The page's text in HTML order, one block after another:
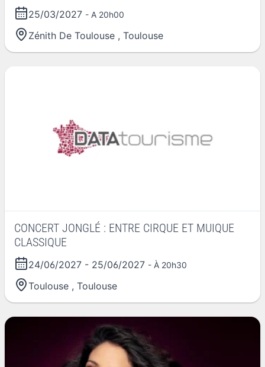
25/03/2027 - A 20h00
Zénith De Toulouse , Toulouse
CONCERT JONGLÉ : ENTRE CIRQUE ET MUIQUE
CLASSIQUE
24/06/2027 - 25/06/2027 - À 20h30
Toulouse , Toulouse